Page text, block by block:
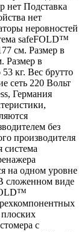
нет Подставка
нет
неровностей
safeFOLD™
см. Размер в
Размер в
кг. Вес брутто
сеть 220 Вольт
Германия
без
производителя
система
на одном уровне
сложенном виде
с